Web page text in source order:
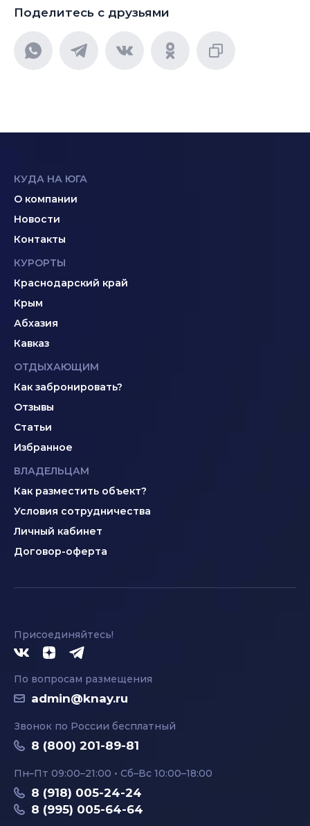
Поделитесь с друзьями
КУДА НА ЮГА
О компании
Новости
Контакты
КУРОРТЫ
Краснодарский край
Крым
Абхазия
Кавказ
ОТДЫХАЮЩИМ
Как забронировать?
Отзывы
Статьи
Избранное
ВЛАДЕЛЬЦАМ
Как разместить объект?
Условия сотрудничества
Личный кабинет
Договор-оферта
Присоединяйтесь!
По вопросам размещения
admin@knay.ru
Звонок по России бесплатный
8 (800) 201-89-81
Пн–Пт 09:00–21:00 • Сб–Вс 10:00–18:00
8 (918) 005-24-24
8 (995) 005-64-64